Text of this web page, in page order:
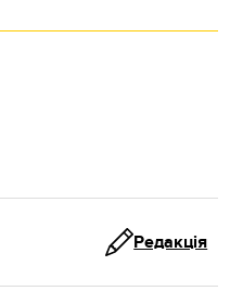
Редакція